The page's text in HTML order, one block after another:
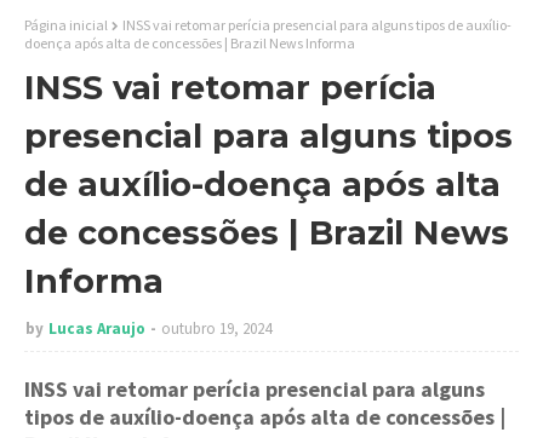
Página inicial
INSS vai retomar perícia presencial para alguns tipos de auxílio-
doença após alta de concessões | Brazil News Informa
INSS vai retomar perícia
presencial para alguns tipos
de auxílio-doença após alta
de concessões | Brazil News
Informa
by Lucas Araujo outubro 19, 2024
INSS vai retomar perícia presencial para alguns
tipos de auxílio-doença após alta de concessões |